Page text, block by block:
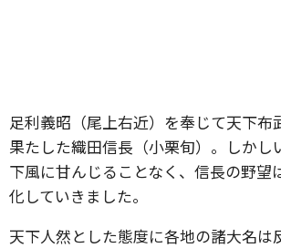
足利義昭（尾上右近）を奉じて天下布
果たした織田信長（小栗旬）。しかし
下風に甘んじることなく、信長の野望
化していきました。
天下人然とした態度に各地の諸大名は